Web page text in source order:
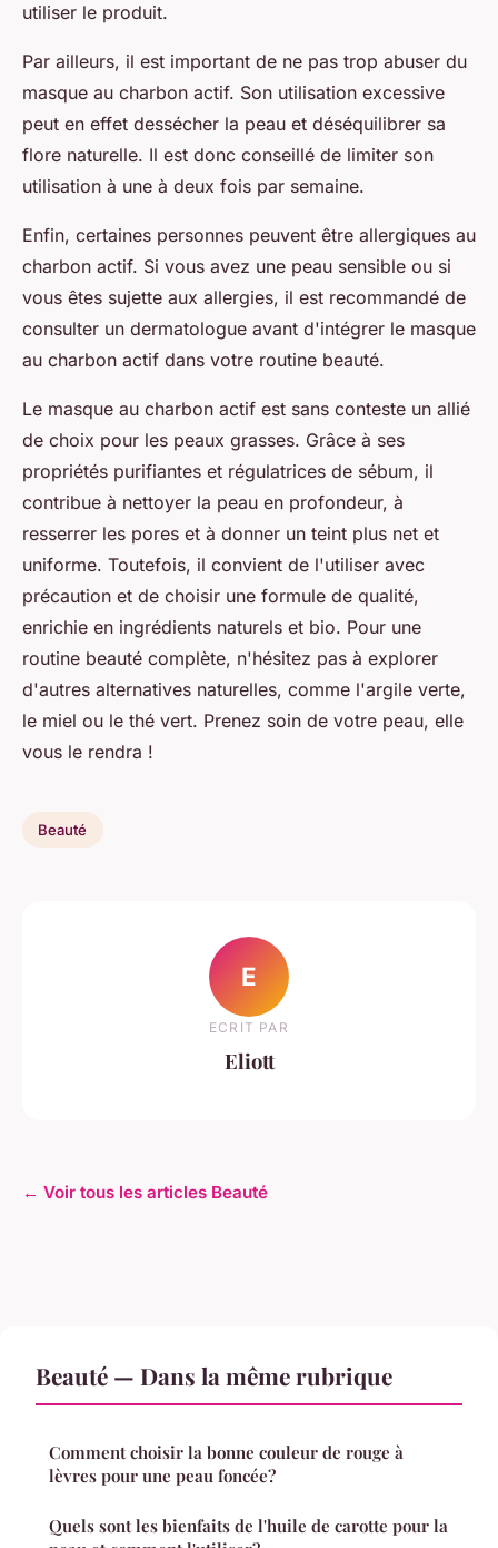
utiliser le produit.
Par ailleurs, il est important de ne pas trop abuser du
masque au charbon actif. Son utilisation excessive
peut en effet dessécher la peau et déséquilibrer sa
flore naturelle. Il est donc conseillé de limiter son
utilisation à une à deux fois par semaine.
Enfin, certaines personnes peuvent être allergiques au
charbon actif. Si vous avez une peau sensible ou si
vous êtes sujette aux allergies, il est recommandé de
consulter un dermatologue avant d'intégrer le masque
au charbon actif dans votre routine beauté.
Le masque au charbon actif est sans conteste un allié
de choix pour les peaux grasses. Grâce à ses
propriétés purifiantes et régulatrices de sébum, il
contribue à nettoyer la peau en profondeur, à
resserrer les pores et à donner un teint plus net et
uniforme. Toutefois, il convient de l'utiliser avec
précaution et de choisir une formule de qualité,
enrichie en ingrédients naturels et bio. Pour une
routine beauté complète, n'hésitez pas à explorer
d'autres alternatives naturelles, comme l'argile verte,
le miel ou le thé vert. Prenez soin de votre peau, elle
vous le rendra !
Beauté
E
ECRIT PAR
Eliott
← Voir tous les articles Beauté
Beauté — Dans la même rubrique
Comment choisir la bonne couleur de rouge à
lèvres pour une peau foncée?
Quels sont les bienfaits de l'huile de carotte pour la